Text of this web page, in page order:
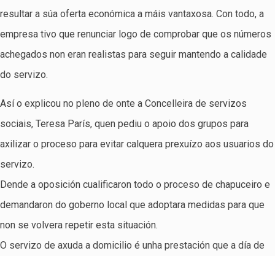
resultar a súa oferta económica a máis vantaxosa. Con todo, a
empresa tivo que renunciar logo de comprobar que os números
achegados non eran realistas para seguir mantendo a calidade
do servizo.
Así o explicou no pleno de onte a Concelleira de servizos
sociais, Teresa París, quen pediu o apoio dos grupos para
axilizar o proceso para evitar calquera prexuízo aos usuarios do
servizo.
Dende a oposición cualificaron todo o proceso de chapuceiro e
demandaron do goberno local que adoptara medidas para que
non se volvera repetir esta situación.
O servizo de axuda a domicilio é unha prestación que a día de